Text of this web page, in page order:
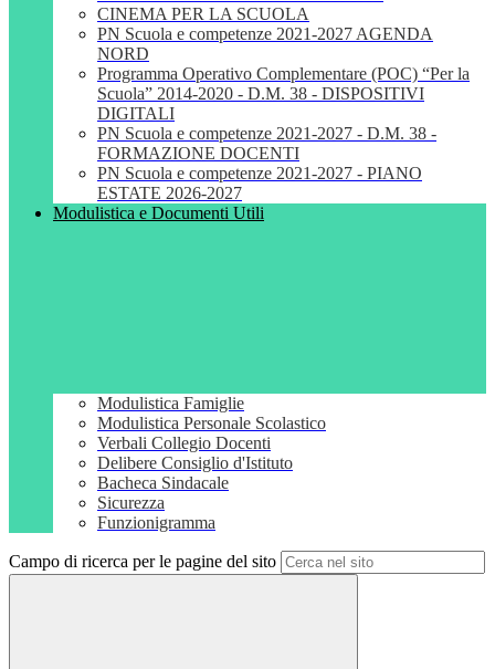
CINEMA PER LA SCUOLA
PN Scuola e competenze 2021-2027 AGENDA
NORD
Programma Operativo Complementare (POC) “Per la
Scuola” 2014-2020 - D.M. 38 - DISPOSITIVI
DIGITALI
PN Scuola e competenze 2021-2027 - D.M. 38 -
FORMAZIONE DOCENTI
PN Scuola e competenze 2021-2027 - PIANO
ESTATE 2026-2027
Modulistica e Documenti Utili
Modulistica Famiglie
Modulistica Personale Scolastico
Verbali Collegio Docenti
Delibere Consiglio d'Istituto
Bacheca Sindacale
Sicurezza
Funzionigramma
Campo di ricerca per le pagine del sito